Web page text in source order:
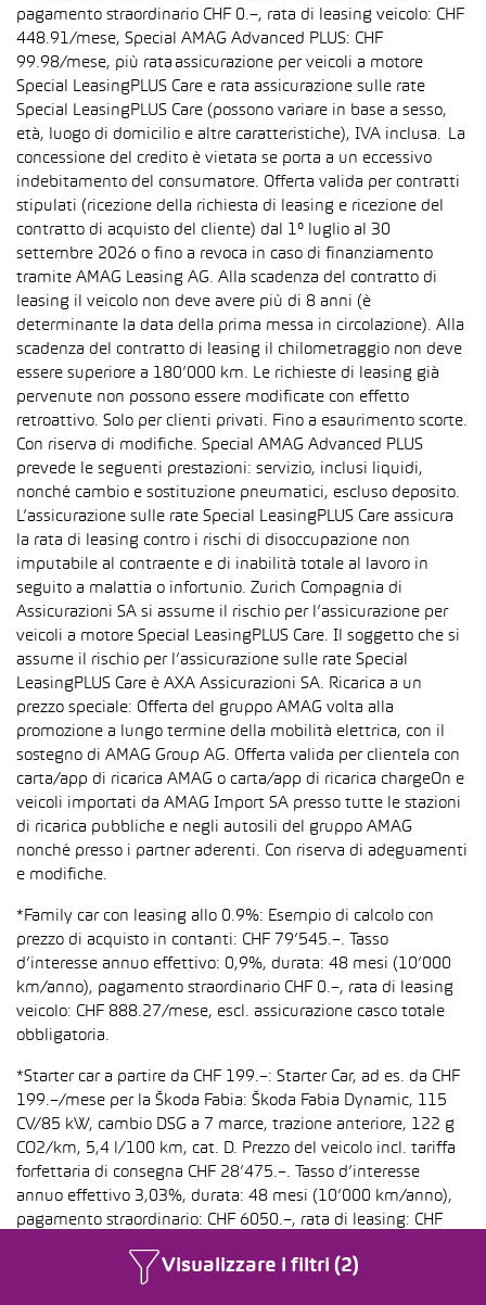
Visualizzare i filtri (2)
pagamento straordinario CHF 0.–, rata di leasing veicolo: CHF
448.91/mese, Special AMAG Advanced PLUS: CHF
99.98/mese, più rata assicurazione per veicoli a motore
Special LeasingPLUS Care e rata assicurazione sulle rate
Special LeasingPLUS Care (possono variare in base a sesso,
età, luogo di domicilio e altre caratteristiche), IVA inclusa. La
concessione del credito è vietata se porta a un eccessivo
indebitamento del consumatore. Offerta valida per contratti
stipulati (ricezione della richiesta di leasing e ricezione del
contratto di acquisto del cliente) dal 1° luglio al 30
settembre 2026 o fino a revoca in caso di finanziamento
tramite AMAG Leasing AG. Alla scadenza del contratto di
leasing il veicolo non deve avere più di 8 anni (è
determinante la data della prima messa in circolazione). Alla
scadenza del contratto di leasing il chilometraggio non deve
essere superiore a 180’000 km. Le richieste di leasing già
pervenute non possono essere modificate con effetto
retroattivo. Solo per clienti privati. Fino a esaurimento scorte.
Con riserva di modifiche. Special AMAG Advanced PLUS
prevede le seguenti prestazioni: servizio, inclusi liquidi,
nonché cambio e sostituzione pneumatici, escluso deposito.
L’assicurazione sulle rate Special LeasingPLUS Care assicura
la rata di leasing contro i rischi di disoccupazione non
imputabile al contraente e di inabilità totale al lavoro in
seguito a malattia o infortunio. Zurich Compagnia di
Assicurazioni SA si assume il rischio per l’assicurazione per
veicoli a motore Special LeasingPLUS Care. Il soggetto che si
assume il rischio per l’assicurazione sulle rate Special
LeasingPLUS Care è AXA Assicurazioni SA. Ricarica a un
prezzo speciale: Offerta del gruppo AMAG volta alla
promozione a lungo termine della mobilità elettrica, con il
sostegno di AMAG Group AG. Offerta valida per clientela con
carta/app di ricarica AMAG o carta/app di ricarica chargeOn e
veicoli importati da AMAG Import SA presso tutte le stazioni
di ricarica pubbliche e negli autosili del gruppo AMAG
nonché presso i partner aderenti. Con riserva di adeguamenti
e modifiche.
*Family car con leasing allo 0.9%: Esempio di calcolo con
prezzo di acquisto in contanti: CHF 79’545.–. Tasso
d’interesse annuo effettivo: 0,9%, durata: 48 mesi (10’000
km/anno), pagamento straordinario CHF 0.–, rata di leasing
veicolo: CHF 888.27/mese, escl. assicurazione casco totale
obbligatoria.
*Starter car a partire da CHF 199.–: Starter Car, ad es. da CHF
199.–/mese per la Škoda Fabia: Škoda Fabia Dynamic, 115
CV/85 kW, cambio DSG a 7 marce, trazione anteriore, 122 g
CO2/km, 5,4 l/100 km, cat. D. Prezzo del veicolo incl. tariffa
forfettaria di consegna CHF 28’475.–. Tasso d’interesse
annuo effettivo 3,03%, durata: 48 mesi (10’000 km/anno),
pagamento straordinario: CHF 6050.–, rata di leasing: CHF
obbligatoria esclusa. Modello raffigurato: Škoda Fabia